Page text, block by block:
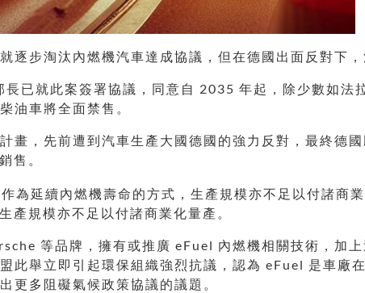
逐步淘汰內燃機汽車達成協議，但在德國出面反對下，
已就此案簽署協議，同意自 2035 年起，除少數如法
油車將全面禁售。
畫，先前遭到汽車生產大國德國的強力反對，最終德
售。
產規模亦不足以付諸商業化量產。
等品牌，擁有或推廣 eFuel 內燃機相關技術，加
此舉立即引起環保組織強烈抗議，認為 eFuel 是車廠
更多阻礙氣候政策協議的議題。